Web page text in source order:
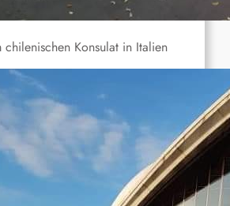
Konsulat in Italien